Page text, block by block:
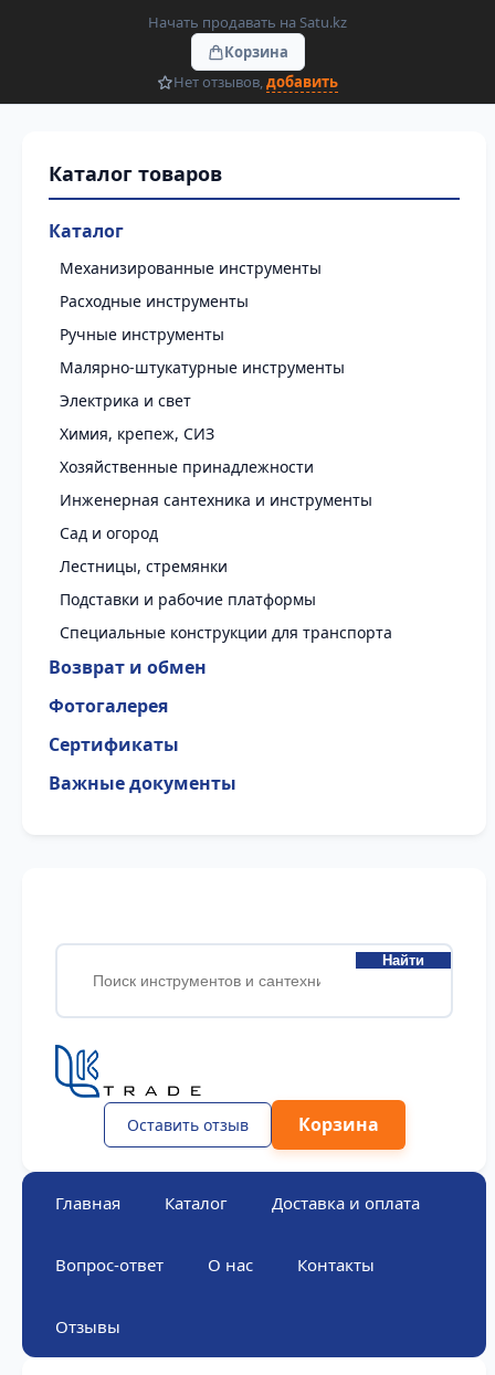
Начать продавать на Satu.kz
Корзина
Нет отзывов,добавить
Каталог
Механизированные инструменты
Расходные инструменты
Ручные инструменты
Малярно-штукатурные инструменты
Электрика и свет
Химия, крепеж, СИЗ
Хозяйственные принадлежности
Инженерная сантехника и инструменты
Сад и огород
Лестницы, стремянки
Подставки и рабочие платформы
Специальные конструкции для транспорта
Возврат и обмен
Фотогалерея
Сертификаты
Важные документы
Найти
Оставить отзыв Корзина
Главная Каталог Доставка и оплата
Вопрос-ответ О нас Контакты
Отзывы